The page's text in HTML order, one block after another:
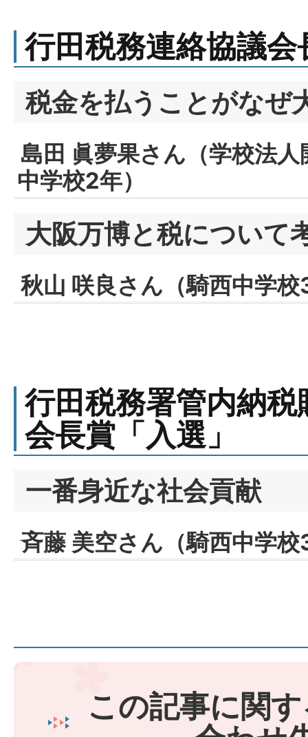
行田税務連絡協議
税金を払うことがなぜ
島田 眞夢果さん（学校法
中学校2年）
大阪万博と税について
秋山 咲良さん（騎西中学
行田税務署管内納
会長賞「入選」
一番身近な社会貢献
斉藤 美空さん（騎西中学
この記事に関